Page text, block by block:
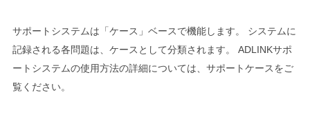
サポートシステムは「ケース」ベースで機能します。 システムに
記録される各問題は、ケースとして分類されます。 ADLINKサポ
ートシステムの使用方法の詳細については、サポートケースをご
覧ください。